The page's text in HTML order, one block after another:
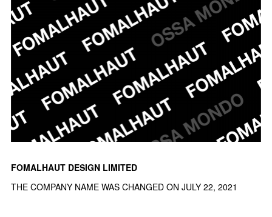
FOMALHAUT DESIGN LIMITED
THE COMPANY NAME WAS CHANGED ON JULY 22, 2021